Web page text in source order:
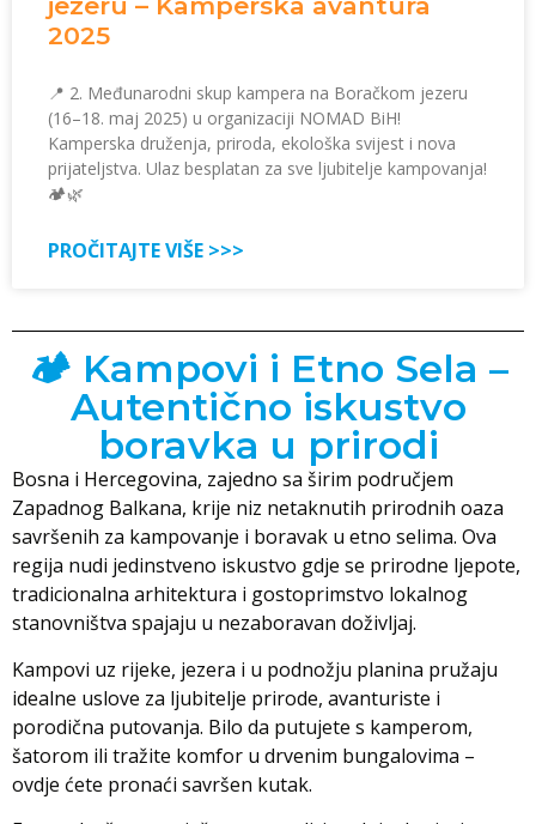
2025
📍 2. Međunarodni skup kampera na Boračkom jezeru
(16–18. maj 2025) u organizaciji NOMAD BiH!
Kamperska druženja, priroda, ekološka svijest i nova
prijateljstva. Ulaz besplatan za sve ljubitelje kampovanja!
🏕️🌿
PROČITAJTE VIŠE >>>
🏕️ Kampovi i Etno Sela –
Autentično iskustvo
boravka u prirodi
Bosna i Hercegovina, zajedno sa širim područjem
Zapadnog Balkana, krije niz netaknutih prirodnih oaza
savršenih za kampovanje i boravak u etno selima. Ova
regija nudi jedinstveno iskustvo gdje se prirodne ljepote,
tradicionalna arhitektura i gostoprimstvo lokalnog
stanovništva spajaju u nezaboravan doživljaj.
Kampovi uz rijeke, jezera i u podnožju planina pružaju
idealne uslove za ljubitelje prirode, avanturiste i
porodična putovanja. Bilo da putujete s kamperom,
šatorom ili tražite komfor u drvenim bungalovima –
ovdje ćete pronaći savršen kutak.